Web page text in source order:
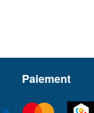
Paiement